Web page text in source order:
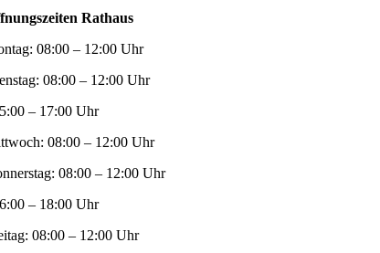
Rathaus
08:00 – 12:00 Uhr
08:00 – 12:00 Uhr
– 17:00 Uhr
08:00 – 12:00 Uhr
08:00 – 12:00 Uhr
– 18:00 Uhr
08:00 – 12:00 Uhr